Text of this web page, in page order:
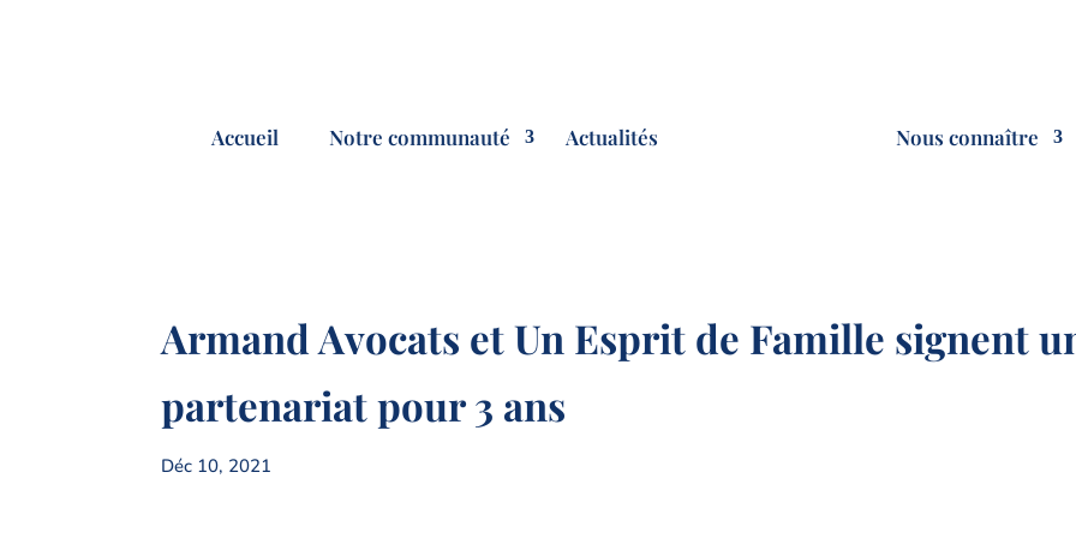
Accueil Notre communauté Actualités Nous connaître
Armand Avocats et Un Esprit de Famille signent
partenariat pour 3 ans
Déc 10, 2021